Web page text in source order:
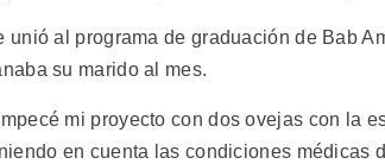
unió al programa de graduación de Bab
su marido al mes.
mi proyecto con dos ovejas con la
en cuenta las condiciones médicas